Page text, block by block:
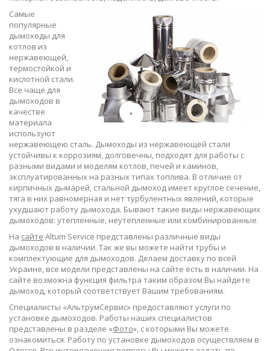
Самые
популярные
дымоходы для
котлов из
нержавеющей,
термостойкой и
кислотной стали.
Все чаще для
дымоходов в
качестве
материала
используют
нержавеющею сталь. Дымоходы из нержавеющей стали
устойчивы к коррозиям, долговечны, подходят для работы с
разными видами и моделям котлов, печей и каминов,
эксплуатированных на разных типах топлива. В отличие от
кирпичных дымарей, стальной дымоход имеет круглое сечение,
тяга в них равномерная и нет турбулентных явлений, которые
ухудшают работу дымохода. Бывают такие виды нержавеющих
дымоходов: утепленные, неутепленные или комбинированные.
На сайте Altum Service представлены различные виды
дымоходов в наличии. Так же вы можете найти трубы и
комплектующие для дымоходов. Делаем доставку по всей
Украине, все модели представлены на сайте есть в наличии. На
сайте возможна функция фильтра таким образом Вы найдете
дымоход, который соответствует Вашим требованиям.
Специалисты «АльтрумСервис» предоставляют услуги по
установке дымоходов. Работы наших специалистов
представлены в разделе «Фото», с которыми Вы можете
ознакомиться. Работу по установке дымоходов осуществляем в